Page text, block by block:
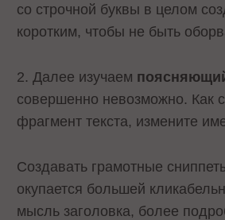
со строчной буквы в целом
коротким, чтобы не быть
2. Далее изучаем
совершенно невозможно. Как
фрагмент текста, измените
Создавать грамотные
окупается большей
мысль заголовка, более